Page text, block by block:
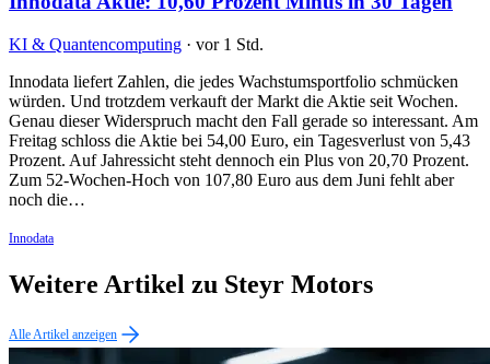
KI & Quantencomputing · vor 1 Std.
Innodata liefert Zahlen, die jedes Wachstumsportfolio schmücken
würden. Und trotzdem verkauft der Markt die Aktie seit Wochen.
Genau dieser Widerspruch macht den Fall gerade so interessant. Am
Freitag schloss die Aktie bei 54,00 Euro, ein Tagesverlust von 5,43
Prozent. Auf Jahressicht steht dennoch ein Plus von 20,70 Prozent.
Zum 52-Wochen-Hoch von 107,80 Euro aus dem Juni fehlt aber
noch die…
Innodata
Weitere Artikel zu Steyr Motors
Alle Artikel anzeigen